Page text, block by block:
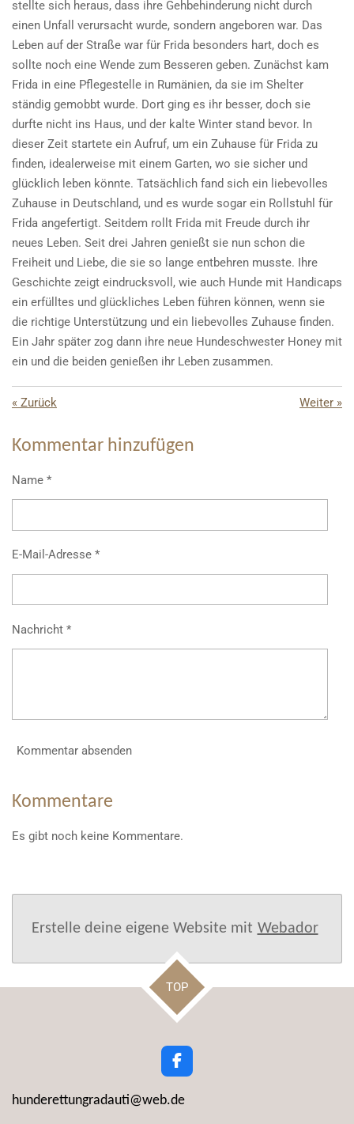
stellte sich heraus, dass ihre Gehbehinderung nicht durch
einen Unfall verursacht wurde, sondern angeboren war. Das
Leben auf der Straße war für Frida besonders hart, doch es
sollte noch eine Wende zum Besseren geben. Zunächst kam
Frida in eine Pflegestelle in Rumänien, da sie im Shelter
ständig gemobbt wurde. Dort ging es ihr besser, doch sie
durfte nicht ins Haus, und der kalte Winter stand bevor. In
dieser Zeit startete ein Aufruf, um ein Zuhause für Frida zu
finden, idealerweise mit einem Garten, wo sie sicher und
glücklich leben könnte. Tatsächlich fand sich ein liebevolles
Zuhause in Deutschland, und es wurde sogar ein Rollstuhl für
Frida angefertigt. Seitdem rollt Frida mit Freude durch ihr
neues Leben. Seit drei Jahren genießt sie nun schon die
Freiheit und Liebe, die sie so lange entbehren musste. Ihre
Geschichte zeigt eindrucksvoll, wie auch Hunde mit Handicaps
ein erfülltes und glückliches Leben führen können, wenn sie
die richtige Unterstützung und ein liebevolles Zuhause finden.
Ein Jahr später zog dann ihre neue Hundeschwester Honey mit
ein und die beiden genießen ihr Leben zusammen.
« Zurück Weiter »
Kommentar hinzufügen
Name *
E-Mail-Adresse *
Nachricht *
Kommentar absenden
Kommentare
Es gibt noch keine Kommentare.
Erstelle deine eigene Website mit Webador
TOP
F
a
c
hunderettungradauti@web.de